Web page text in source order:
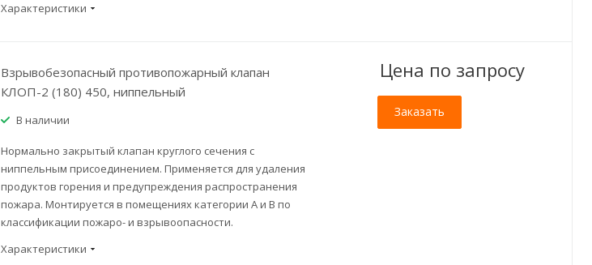
Характеристики
Взрывобезопасный противопожарный клапан
КЛОП-2 (180) 450, ниппельный
В наличии
Нормально закрытый клапан круглого сечения с
ниппельным присоединением. Применяется для удаления
продуктов горения и предупреждения распространения
пожара. Монтируется в помещениях категории A и B по
классификации пожаро- и взрывоопасности.
Характеристики
Цена по запросу
Заказать